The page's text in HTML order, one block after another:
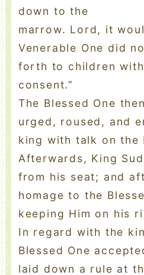
down to the
marrow. Lord, it
Venerable One did
forth to children
consent.”
The Blessed One
urged, roused, and
king with talk on the
Afterwards, King
from his seat; and
homage to the
keeping Him on his
In regard with the
Blessed One
laid down a rule at